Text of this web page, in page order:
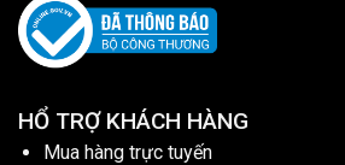
HỔ TRỢ KHÁCH HÀNG
Mua hàng trực tuyến